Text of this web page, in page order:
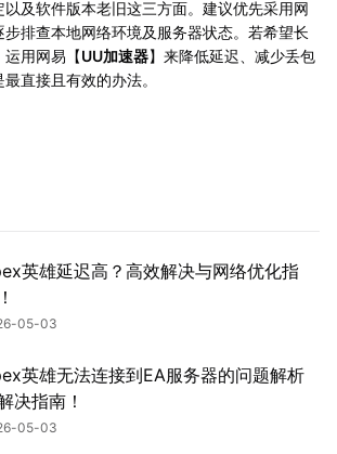
及软件版本老旧这三方面。建议优先采用网
排查本地网络环境及服务器状态。若希望长
用网易【UU加速器】来降低延迟、减少丢包
直接且有效的办法。
英雄延迟高？高效解决与网络优化指
05-03
英雄无法连接到EA服务器的问题解析
决指南！
05-03